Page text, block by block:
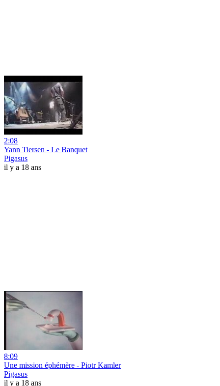
2:08
Yann Tiersen - Le Banquet
Pigasus
il y a 18 ans
8:09
Une mission éphémère - Piotr Kamler
Pigasus
il y a 18 ans